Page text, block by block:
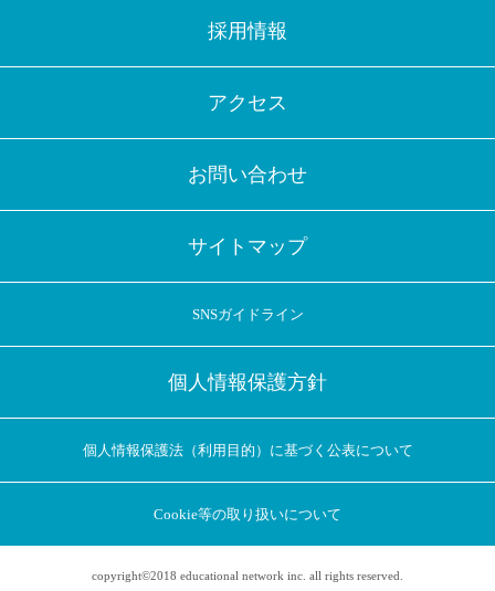
採用情報
アクセス
お問い合わせ
サイトマップ
SNSガイドライン
個人情報保護方針
個人情報保護法（利用目的）に基づく公表について
Cookie等の取り扱いについて
copyright©2018 educational network inc. all rights reserved.